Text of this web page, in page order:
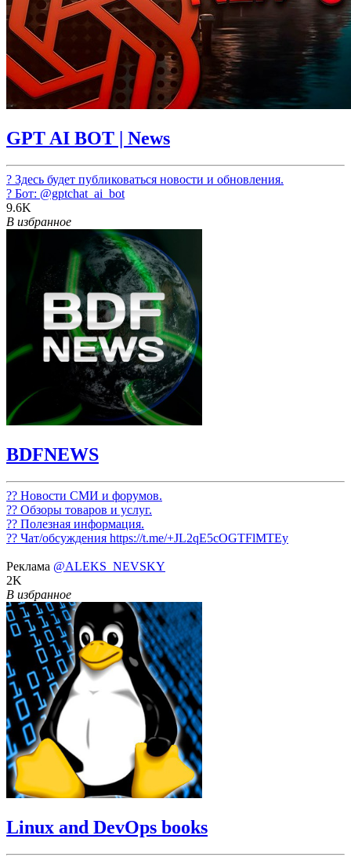
GPT AI BOT | News
? Здесь будет публиковаться новости и обновления.
? Бот: @gptchat_ai_bot
9.6K
В избранное
BDFNEWS
?? Новости СМИ и форумов.
?? Обзоры товаров и услуг.
?? Полезная информация.
?? Чат/обсуждения https://t.me/+JL2qE5cOGTFlMTEy
Реклама @ALEKS_NEVSKY
2K
В избранное
Linux and DevOps books